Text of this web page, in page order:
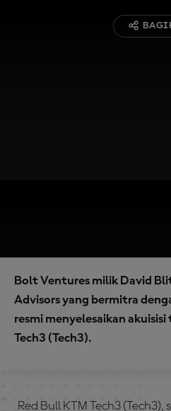
Bolt Ventures milik David
Advisors yang bermitra
resmi menyelesaikan
Tech3 (Tech3).
Red Bull KTM Tech3 (Tech3),